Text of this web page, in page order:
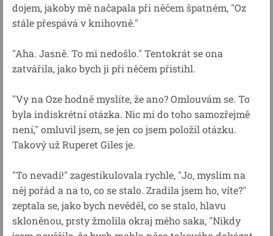
dojem, jakoby mě načapala při něčem špatném, "Oz
stále přespává v knihovně."
"Aha. Jasně. To mi nedošlo." Tentokrát se ona
zatvářila, jako bych ji při něčem přistihl.
"Vy na Oze hodně myslíte, že ano? Omlouvám se. To
byla indiskrétní otázka. Nic mi do toho samozřejmě
není," omluvil jsem, se jen co jsem položil otázku.
Takový už Ruperet Giles je.
"To nevadí!" zagestikulovala rychle, "Jo, myslím na
něj pořád a na to, co se stalo. Zradila jsem ho, víte?"
zeptala se, jako bych nevěděl, co se stalo, hlavu
skloněnou, prsty žmolila okraj mého saka, "Nikdy